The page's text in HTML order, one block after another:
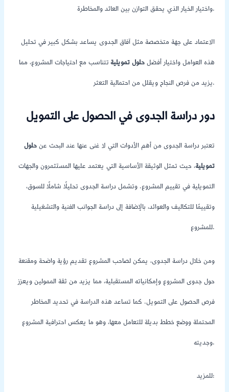
واختيار الخيار الذي يحقق التوازن بين العائد والمخاطرة.
الاعتماد على جهة متخصصة مثل آفاق الجدوى يساعد بشكل كبير في تحليل
هذه العوامل واختيار أفضل حلول تمويليةتتناسب مع احتياجات المشروع، مما
يزيد من فرص النجاح ويقلل من احتمالية التعثر.
دور دراسة الجدوى في الحصول على التمويل
تعتبر دراسة الجدوى من أهم الأدوات التي لا غنى عنها عند البحث عن حلول
تمويلية، حيث تمثل الوثيقة الأساسية التي يعتمد عليها المستثمرون والجهات
التمويلية في تقييم المشروع. وتشمل دراسة الجدوى تحليلًا شاملًا للسوق،
وتقييمًا للتكاليف والعوائد، بالإضافة إلى دراسة الجوانب الفنية والتشغيلية
للمشروع.
ومن خلال دراسة الجدوى، يمكن لصاحب المشروع تقديم رؤية واضحة ومقنعة
حول جدوى المشروع وإمكانياته المستقبلية، مما يزيد من ثقة الممولين ويعزز
فرص الحصول على التمويل. كما تساعد هذه الدراسة في تحديد المخاطر
المحتملة ووضع خطط بديلة للتعامل معها، وهو ما يعكس احترافية المشروع
وجديته.
للمزيد: